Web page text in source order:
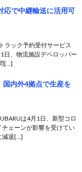
応で中継輸送に活用可
ラック予約受付サービス
日、物流施設デベロッパー
[…]
国内外4拠点で生産を
は4月1日、新型コロ
ェーンが影響を受けてい
減退[…]